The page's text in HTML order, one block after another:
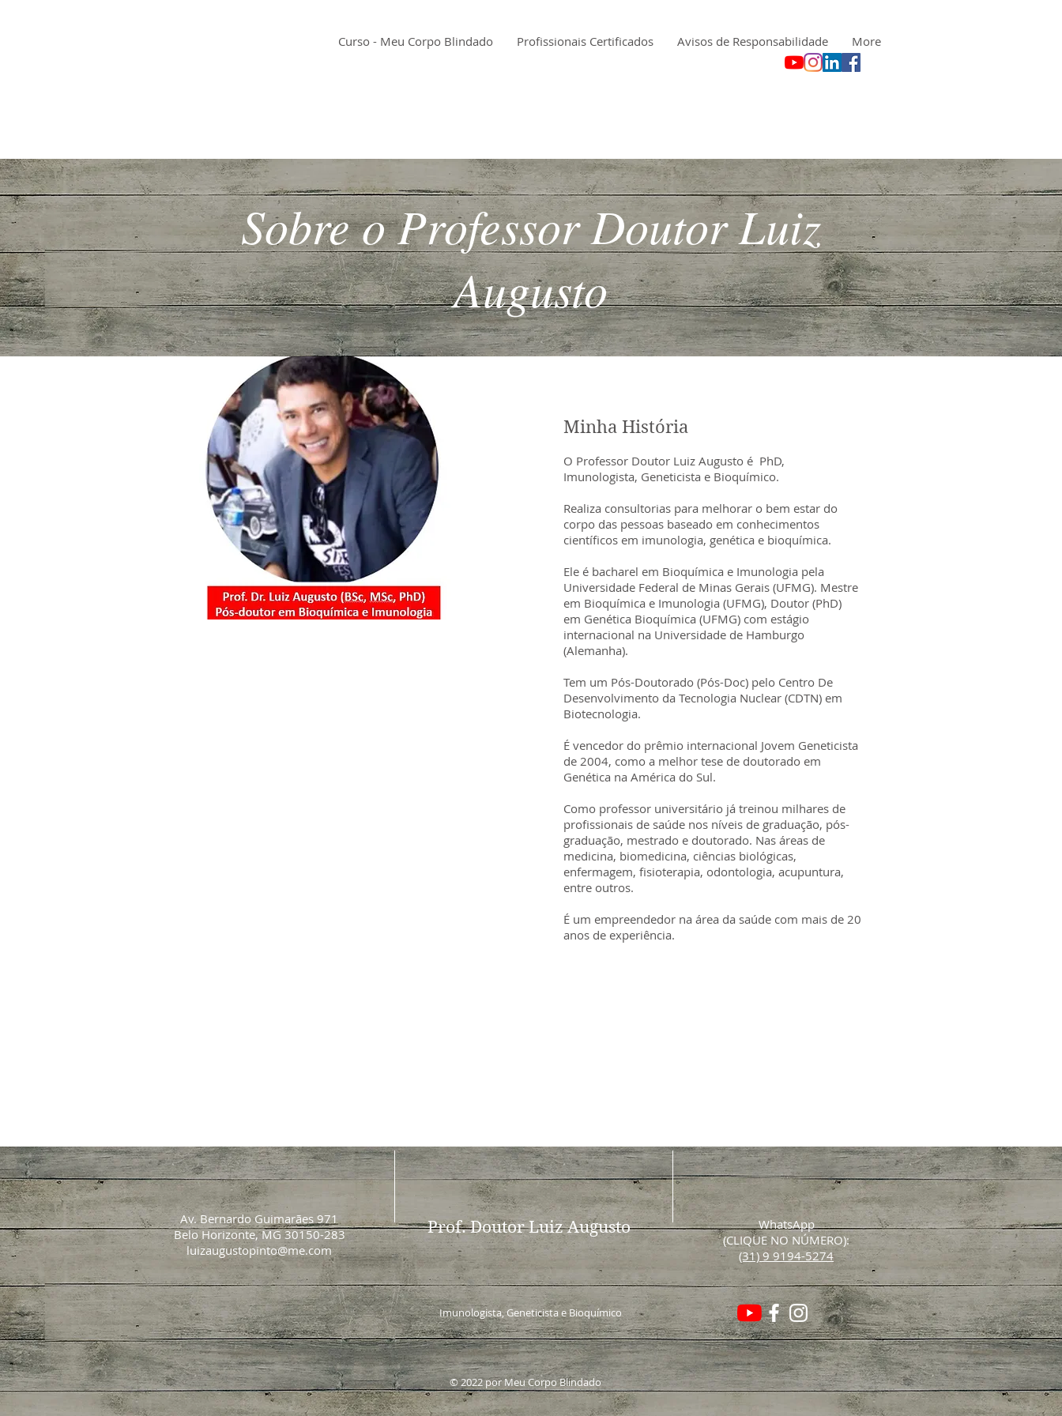
Curso - Meu Corpo Blindado Profissionais Certificados Avisos de Responsabilidade More
Sobre o Professor Doutor Luiz
Augusto
Minha História
O Professor Doutor Luiz Augusto é PhD,
Imunologista, Geneticista e Bioquímico.
Realiza consultorias para melhorar o bem estar do
corpo das pessoas baseado em conhecimentos
científicos em imunologia, genética e bioquímica.
Ele é bacharel em Bioquímica e Imunologia pela
Universidade Federal de Minas Gerais (UFMG). Mestre
em Bioquímica e Imunologia (UFMG), Doutor (PhD)
em Genética Bioquímica (UFMG) com estágio
internacional na Universidade de Hamburgo
(Alemanha).
Tem um Pós-Doutorado (Pós-Doc) pelo Centro De
Desenvolvimento da Tecnologia Nuclear (CDTN) em
Biotecnologia.
É vencedor do prêmio internacional Jovem Geneticista
de 2004, como a melhor tese de doutorado em
Genética na América do Sul.
Como professor universitário já treinou milhares de
profissionais de saúde nos níveis de graduação, pós-
graduação, mestrado e doutorado. Nas áreas de
medicina, biomedicina, ciências biológicas,
enfermagem, fisioterapia, odontologia, acupuntura,
entre outros.
É um empreendedor na área da saúde com mais de 20
anos de experiência.
Av. Bernardo Guimarães 971
Belo Horizonte, MG 30150-283
luizaugustopinto@me.com
Prof. Doutor Luiz Augusto
Imunologista, Geneticista e Bioquímico
WhatsApp
(CLIQUE NO NÚMERO):
(31) 9 9194-5274
© 2022 por Meu Corpo Blindado